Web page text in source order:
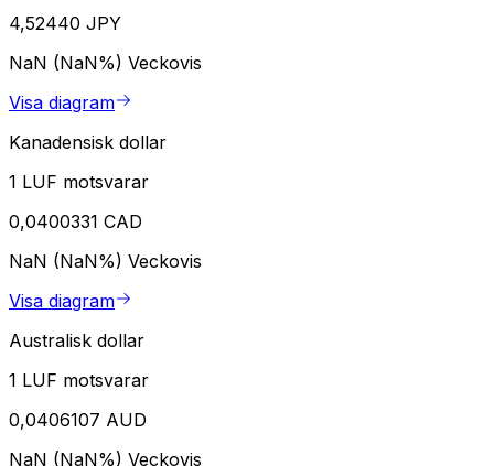
4,52440 JPY
NaN (NaN%) Veckovis
Visa diagram
Kanadensisk dollar
1 LUF motsvarar
0,0400331 CAD
NaN (NaN%) Veckovis
Visa diagram
Australisk dollar
1 LUF motsvarar
0,0406107 AUD
NaN (NaN%) Veckovis